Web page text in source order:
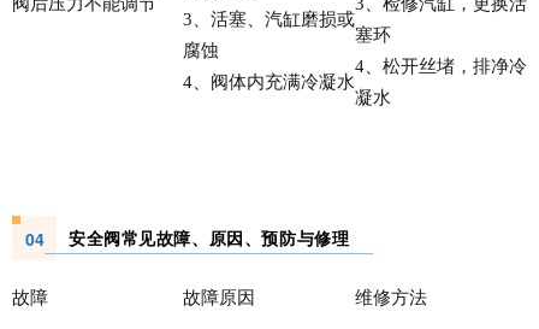
3、活塞、汽缸磨损或
腐蚀
4、阀体内充满冷凝水
塞环
4、松开丝堵，排净冷
凝水
04 安全阀常见故障、原因、预防与修理
故障 故障原因 维修方法